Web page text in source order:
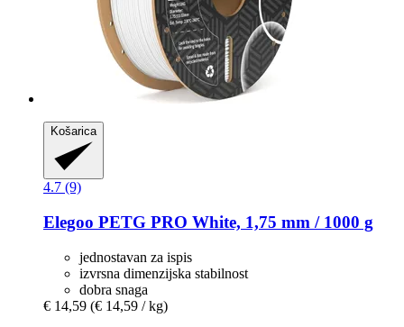
Košarica
4.7 (9)
Elegoo PETG PRO White, 1,75 mm / 1000 g
jednostavan za ispis
izvrsna dimenzijska stabilnost
dobra snaga
€ 14,59 (€ 14,59 / kg)